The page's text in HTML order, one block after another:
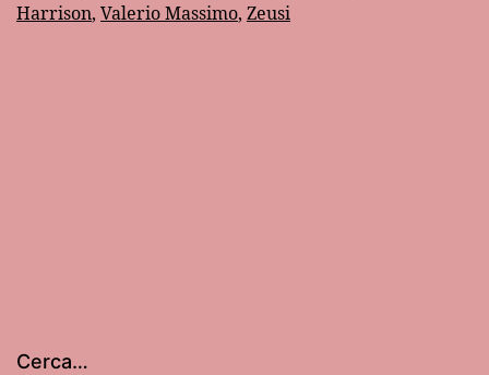
Harrison, Valerio Massimo, Zeusi
Cerca…